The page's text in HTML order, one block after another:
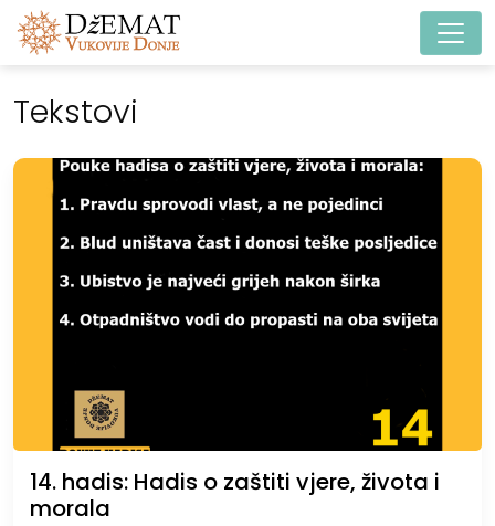
Main Navigation
Tekstovi
14. hadis: Hadis o zaštiti vjere, života i
morala